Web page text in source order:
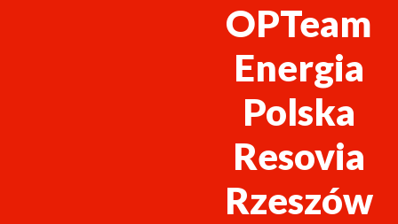
OPTeam
Energia
Polska
Resovia
Rzeszów